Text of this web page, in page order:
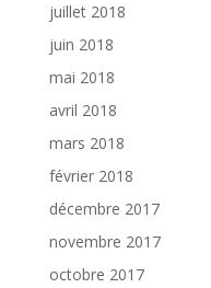
juillet 2018
juin 2018
mai 2018
avril 2018
mars 2018
février 2018
décembre 2017
novembre 2017
octobre 2017